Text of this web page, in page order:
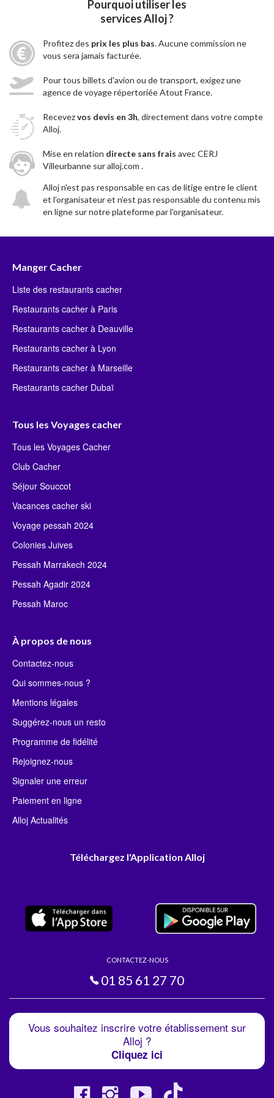
Pourquoi utiliser les
services Alloj ?
Profitez des prix les plus bas. Aucune commission ne
vous sera jamais facturée.
Pour tous billets d'avion ou de transport, exigez une
agence de voyage répertoriée Atout France.
Recevezvos devis en 3h, directement dans votre compte
Alloj.
Mise en relation directe sans frais avec CERJ
Villeurbanne sur alloj.com .
Alloj n'est pas responsable en cas de litige entre le client
et l’organisateur et n'est pas responsable du contenu mis
en ligne sur notre plateforme par l'organisateur.
Manger Cacher
Liste des restaurants cacher
Restaurants cacher à Paris
Restaurants cacher à Deauville
Restaurants cacher à Lyon
Restaurants cacher à Marseille
Restaurants cacher Dubaï
Tous les Voyages cacher
Tous les Voyages Cacher
Club Cacher
Séjour Souccot
Vacances cacher ski
Voyage pessah 2024
Colonies Juives
Pessah Marrakech 2024
Pessah Agadir 2024
Pessah Maroc
À propos de nous
Contactez-nous
Qui sommes-nous ?
Mentions légales
Suggérez-nous un resto
Programme de fidélité
Rejoignez-nous
Signaler une erreur
Paiement en ligne
Alloj Actualités
Téléchargez l'Application Alloj
CONTACTEZ-NOUS
01 85 61 27 70
Vous souhaitez inscrire votre établissement sur
Alloj ?
Cliquez ici